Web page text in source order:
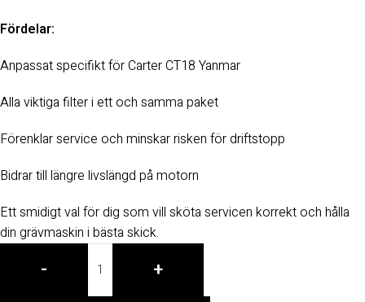
Fördelar:
Anpassat specifikt för Carter CT18 Yanmar
Alla viktiga filter i ett och samma paket
Förenklar service och minskar risken för driftstopp
Bidrar till längre livslängd på motorn
Ett smidigt val för dig som vill sköta servicen korrekt och hålla
din grävmaskin i bästa skick.
- +